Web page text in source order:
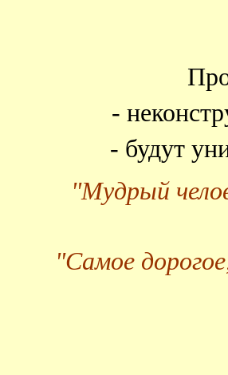
-
- будут
"Мудрый
"Самое